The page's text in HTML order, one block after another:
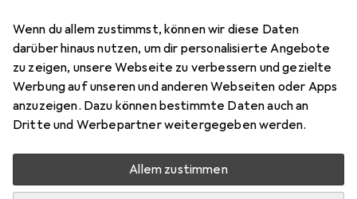
Wenn du allem zustimmst, können wir diese Daten
darüber hinaus nutzen, um dir personalisierte Angebote
zu zeigen, unsere Webseite zu verbessern und gezielte
Werbung auf unseren und anderen Webseiten oder Apps
anzuzeigen. Dazu können bestimmte Daten auch an
Dritte und Werbepartner weitergegeben werden.
Allem zustimmen
Bewertungen Marke
Mehr von Raspberry Pi
10 Stück an Lager beim Lieferanten
Lieferort angeben für genaue Lieferzeit